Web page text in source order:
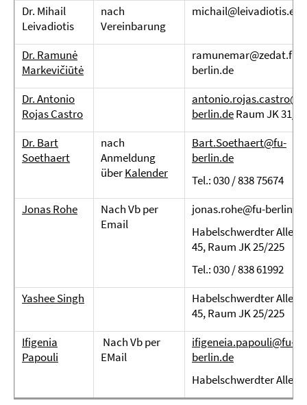
Dr. Mihail
Leivadiotis
nach
Vereinbarung
michail@leivadiotis.eu
Dr. Ramunė
Markevičiūtė
ramunemar@zedat.fu-
berlin.de
Dr. Antonio
Rojas Castro
berlin.deRaum JK 31/
Dr. Bart
Soethaert
nach
Anmeldung
überKalender
Bart.Soethaert@fu-
berlin.de
Tel.: 030 / 838 75674
Jonas Rohe
Nach Vb per
Email
jonas.rohe@fu-berlin.de
Habelschwerdter Allee
45, Raum JK 25/225
Tel.: 030 / 838 61992
Yashee Singh
Habelschwerdter Allee
45, Raum JK 25/225
Ifigenia
Papouli
Nach Vb per
EMail
ifigeneia.papouli@fu-
berlin.de
Habelschwerdter Allee